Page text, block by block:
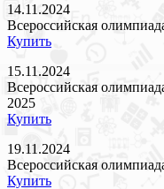
14.11.2024
Всероссийская
Купить
15.11.2024
Всероссийская
2025
Купить
19.11.2024
Всероссийская
Купить